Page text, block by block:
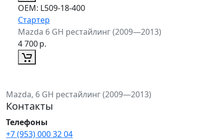
ОЕМ: L509-18-400
Стартер
Mazda 6 GH рестайлинг (2009—2013)
4 700р.
Mazda, 6 GH рестайлинг (2009—2013)
Контакты
Телефоны
+7 (953) 000 32 04